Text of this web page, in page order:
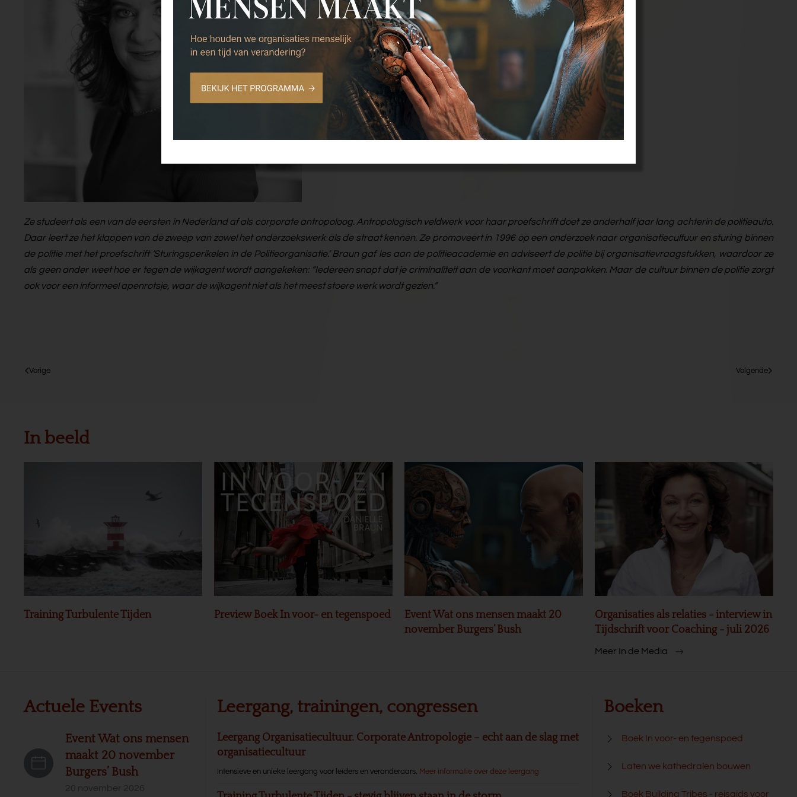
Ze studeert als een van de eersten in Nederland af als corporate antropoloog. Antropologisch veldwerk voor haar proefschrift doet ze anderhalf jaar lang achterin de politieauto.
Daar leert ze het klappen van de zweep van zowel het onderzoekswerk als de straat kennen. Ze promoveert in 1996 op een onderzoek naar organisatiecultuur en sturing binnen
de politie met het proefschrift ‘Sturingsperikelen in de Politieorganisatie.’ Braun gaf les aan de politieacademie en adviseert de politie bij organisatievraagstukken, waardoor ze
als geen ander weet hoe er tegen de wijkagent wordt aangekeken: “Iedereen snapt dat je criminaliteit aan de voorkant moet aanpakken. Maar de cultuur binnen de politie zorgt
ook voor een informeel apenrotsje, waar de wijkagent niet als het meest stoere werk wordt gezien.”
Vorige Volgende
In beeld
Training Turbulente Tijden Preview Boek In voor- en tegenspoed
Event Wat ons mensen maakt 20
november Burgers’ Bush
Organisaties als relaties - interview in
Tijdschrift voor Coaching - juli 2026
Meer In de Media
Actuele Events
Event Wat ons mensen
maakt 20 november
Burgers’ Bush
20 november 2026
Leergang, trainingen, congressen
Leergang Organisatiecultuur. Corporate Antropologie – echt aan de slag met
organisatiecultuur
Intensieve en unieke leergang voor leiders en veranderaars. Meer informatie over deze leergang
Boeken
Boek In voor- en tegenspoed
Laten we kathedralen bouwen
Boek Building Tribes - reisgids voor